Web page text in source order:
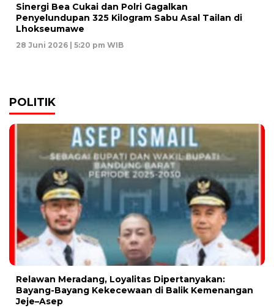
Sinergi Bea Cukai dan Polri Gagalkan
Penyelundupan 325 Kilogram Sabu Asal Tailan di
Lhokseumawe
28 Juni 2026 | 5:20 pm WIB
POLITIK
Relawan Meradang, Loyalitas Dipertanyakan:
Bayang-Bayang Kekecewaan di Balik Kemenangan
Jeje–Asep